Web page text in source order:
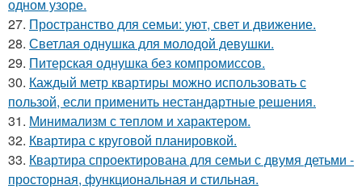
одном узоре.
27. Пространство для семьи: уют, свет и движение.
28. Светлая однушка для молодой девушки.
29. Питерская однушка без компромиссов.
30. Каждый метр квартиры можно использовать с
пользой, если применить нестандартные решения.
31. Минимализм с теплом и характером.
32. Квартира с круговой планировкой.
33. Квартира спроектирована для семьи с двумя детьми -
просторная, функциональная и стильная.